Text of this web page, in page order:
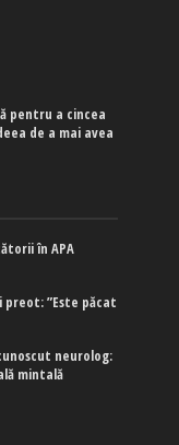
pentru a cincea
de a mai avea
în APA
preot: ”Este păcat
neurolog:
mintală